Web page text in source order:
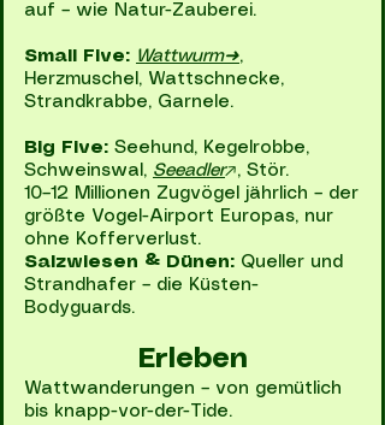
auf – wie Natur-Zauberei.
Small Five: Wattwurm➜,
Herzmuschel, Wattschnecke,
Strandkrabbe, Garnele.
Big Five: Seehund, Kegelrobbe,
Schweinswal, Seeadler↗, Stör.
10–12 Millionen Zugvögel jährlich – der
größte Vogel-Airport Europas, nur
ohne Kofferverlust.
Salzwiesen & Dünen: Queller und
Strandhafer – die Küsten-
Bodyguards.
Erleben
Wattwanderungen – von gemütlich
bis knapp-vor-der-Tide.